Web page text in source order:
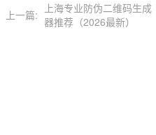
上一篇:
上海专业防伪二维码生成
器推荐（2026最新）